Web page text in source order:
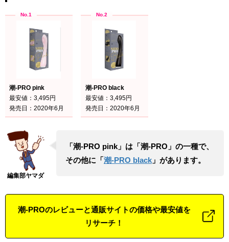
潮-PRO pink
最安値：3,495円
発売日：2020年6月
潮-PRO black
最安値：3,495円
発売日：2020年6月
「潮-PRO pink」は「潮-PRO」の一種で、
その他に「潮-PRO black」があります。
潮-PROのレビューと通販サイトの価格や最安値を
リサーチ！